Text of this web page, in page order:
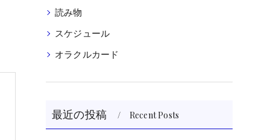
読み物
スケジュール
オラクルカード
最近の投稿 Recent Posts